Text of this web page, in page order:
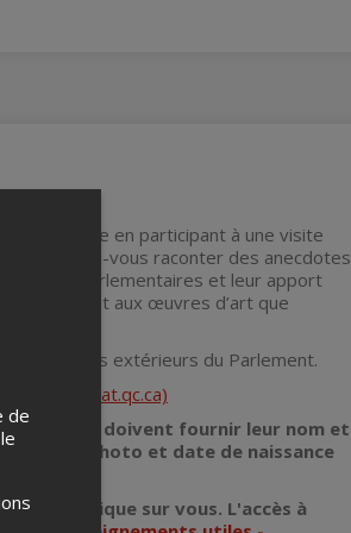
québécoise en participant à une visite
et laissez-vous raconter des anecdotes
parlementaires et leur apport
et aux œuvres d’art que
jardins extérieurs du Parlement.
(assnat.qc.ca)
activité doivent fournir leur nom et
avec photo et date de naissance
métallique sur vous. L'accès à
de